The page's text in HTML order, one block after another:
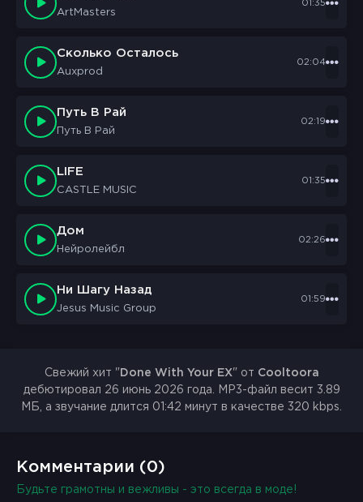
ArtMasters
01:35
Сколько Осталось
Auxprod
02:04
Путь В Рай
Путь В Рай
02:19
LIFE
CASTLE MUSIC
01:35
Дом
Нейролейбл
02:26
Ни Шагу Назад
Jesus Music Group
01:59
Свежий хит " Done With Your EX" от Cooltoora
дебютировал 26 июнь 2026 года. MP3-файл весит 3.89
МБ, а звучание длится 01:42 минут в качестве 320 kbps.
Комментарии (0)
Будьте грамотны и вежливы - это всегда в моде!